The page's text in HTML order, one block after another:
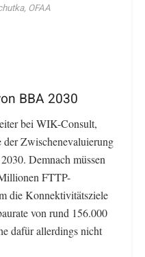
OFAA
BBA 2030
bei WIK-Consult,
der Zwischenevaluierung
Demnach müssen
FTTP-
die Konnektivitätsziele
von rund 156.000
dafür allerdings nicht